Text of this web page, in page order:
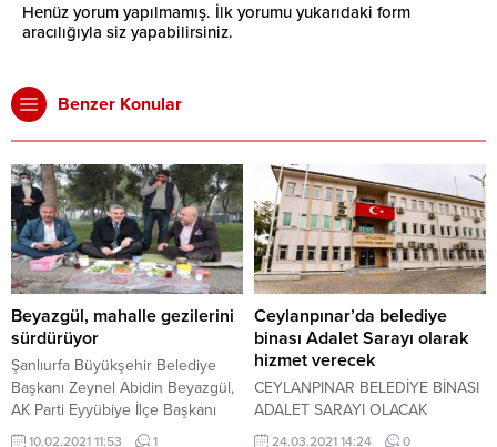
Henüz yorum yapılmamış. İlk yorumu yukarıdaki form
aracılığıyla siz yapabilirsiniz.
Benzer Konular
Beyazgül, mahalle gezilerini
sürdürüyor
Şanlıurfa Büyükşehir Belediye
Başkanı Zeynel Abidin Beyazgül,
AK Parti Eyyübiye İlçe Başkanı
Mehmet Moğal ile birlikte Buhara
10.02.2021 11:53 1
Ceylanpınar’da belediye
binası Adalet Sarayı olarak
hizmet verecek
CEYLANPINAR BELEDİYE BİNASI
ADALET SARAYI OLACAK
24.03.2021 14:24 0